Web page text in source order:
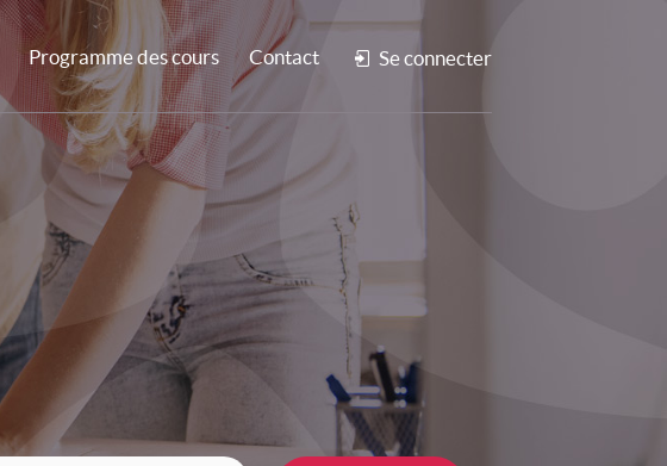
Programme des cours Contact Se connecter